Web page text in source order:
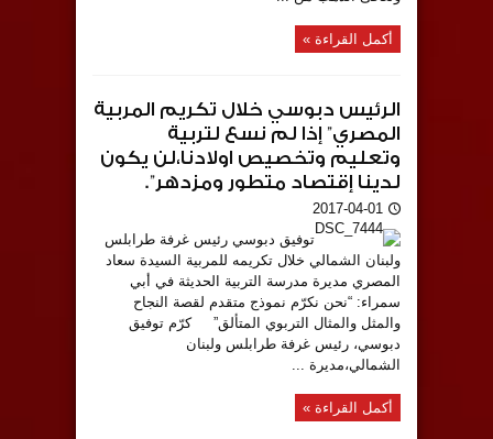
أكمل القراءة »
الرئيس دبوسي خلال تكريم المربية
المصري” إذا لم نسع لتربية
وتعليم وتخصيص اولادنا،لن يكون
لدينا إقتصاد متطور ومزدهر”.
2017-04-01
توفيق دبوسي رئيس غرفة طرابلس
ولبنان الشمالي خلال تكريمه للمربية السيدة سعاد
المصري مديرة مدرسة التربية الحديثة في أبي
سمراء: “نحن نكرّم نموذج متقدم لقصة النجاح
والمثل والمثال التربوي المتألق” كرّم توفيق
دبوسي، رئيس غرفة طرابلس ولبنان
الشمالي،مديرة ...
أكمل القراءة »